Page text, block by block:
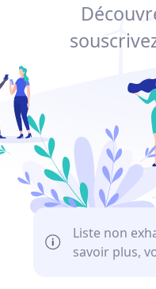
Liste non
savoir plus,